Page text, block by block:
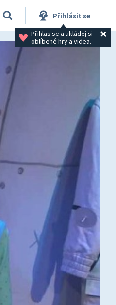
Přihlásit se
Přihlas se a ukládej si
oblíbené hry a videa.